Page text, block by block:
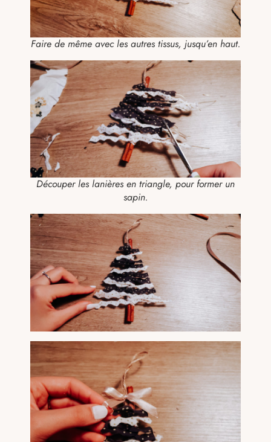
Faire de même avec les autres tissus, jusqu’en haut.
Découper les lanières en triangle, pour former un
sapin.